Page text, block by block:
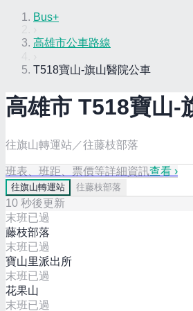
Bus+
高雄市公車路線
T518寶山-旗山醫院公車
高雄市 T518寶山-
往旗山轉運站／往藤枝部落
班表、班距、票價等詳細資訊查看 ›
往旗山轉運站 往藤枝部落
10 秒後更新
末班已過
藤枝部落
末班已過
寶山里派出所
末班已過
花果山
末班已過